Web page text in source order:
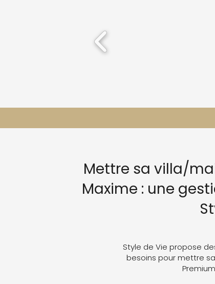
Mettre sa villa/
Maxime : une
Style de Vie propose
besoins pour mettre